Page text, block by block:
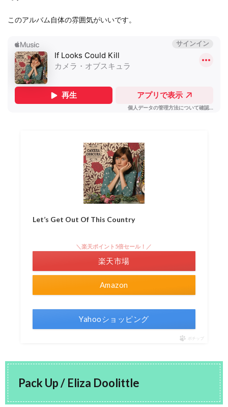
このアルバム自体の雰囲気がいいです。
Let’s Get Out Of This Country
Amazon
＼楽天ポイント5倍セール！／
楽天市場
Yahooショッピング
ポチップ
Pack Up / Eliza Doolittle